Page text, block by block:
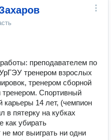
преподавателем по
тренером взрослых
тренером сборной
тренером. Спортивный
14 лет, (чемпион
в пятерку на кубках
как убирать
мог выиграть ни одни